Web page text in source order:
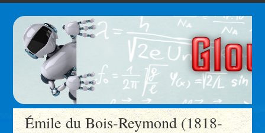
Émile du Bois-Reymond (1818-